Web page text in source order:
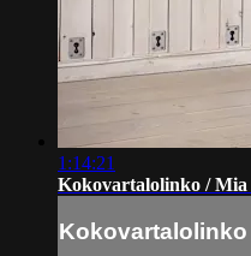
1:14:21
Kokovartalolinko / Mia
Kokovartalolinko